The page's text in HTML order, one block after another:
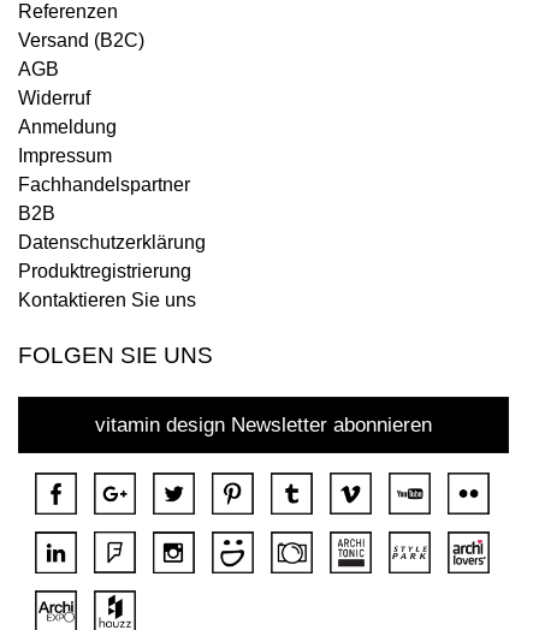
Referenzen
Versand (B2C)
AGB
Widerruf
Anmeldung
Impressum
Fachhandelspartner
B2B
Datenschutzerklärung
Produktregistrierung
Kontaktieren Sie uns
FOLGEN SIE UNS
vitamin design Newsletter abonnieren